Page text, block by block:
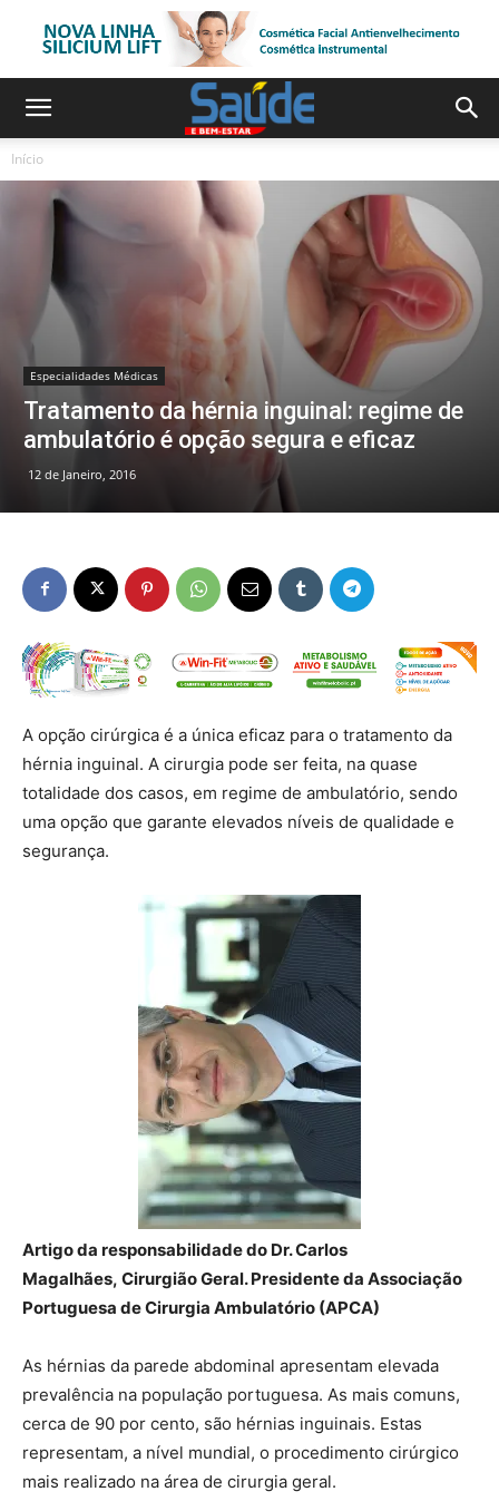
Início
Especialidades Médicas
Tratamento da hérnia inguinal: regime de
ambulatório é opção segura e eficaz
12 de Janeiro, 2016
A opção cirúrgica é a única eficaz para o tratamento da
hérnia inguinal. A cirurgia pode ser feita, na quase
totalidade dos casos, em regime de ambulatório, sendo
uma opção que garante elevados níveis de qualidade e
segurança.
Artigo da responsabilidade do Dr. Carlos
Magalhães, Cirurgião Geral. Presidente da Associação
Portuguesa de Cirurgia Ambulatório (APCA)
As hérnias da parede abdominal apresentam elevada
prevalência na população portuguesa. As mais comuns,
cerca de 90 por cento, são hérnias inguinais. Estas
representam, a nível mundial, o procedimento cirúrgico
mais realizado na área de cirurgia geral.